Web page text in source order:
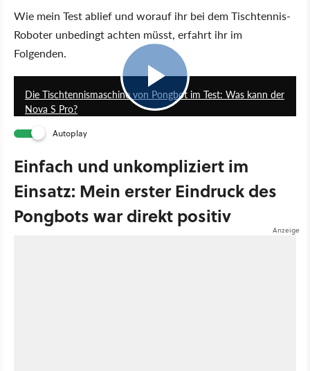
Wie mein Test ablief und worauf ihr bei dem Tischtennis-
Roboter unbedingt achten müsst, erfahrt ihr im
Folgenden.
Die Tischtennismaschine von Pongbot im Test: Was kann der
Nova S Pro?
Autoplay
Einfach und unkompliziert im
Einsatz: Mein erster Eindruck des
Pongbots war direkt positiv